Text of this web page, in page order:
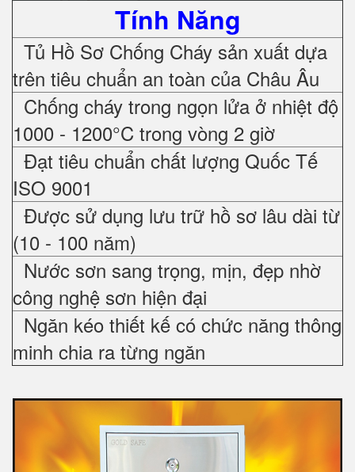
Tính Năng
Tủ Hồ Sơ Chống Cháy sản xuất dựa
trên tiêu chuẩn an toàn của Châu Âu
Chống cháy trong ngọn lửa ở nhiệt độ
1000 - 1200°C trong vòng 2 giờ
Đạt tiêu chuẩn chất lượng Quốc Tế
ISO 9001
Được sử dụng lưu trữ hồ sơ lâu dài từ
(10 - 100 năm)
Nước sơn sang trọng, mịn, đẹp nhờ
công nghệ sơn hiện đại
Ngăn kéo thiết kế có chức năng thông
minh chia ra từng ngăn